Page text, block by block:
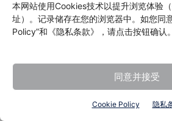
本网站使用Cookies技术以提升浏览体验
址）。记录储存在您的浏览器中。如您同
Policy”和《隐私条款》，请点击按钮确认。
同意并接受
Cookie Policy 隐私